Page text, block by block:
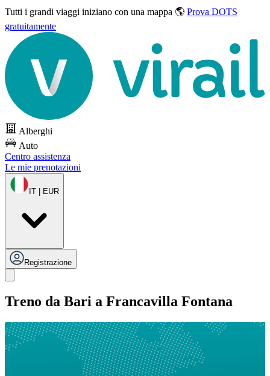
Tutti i grandi viaggi iniziano con una mappa 🌎 Prova DOTS
gratuitamente
Alberghi
Auto
Centro assistenza
Le mie prenotazioni
IT | EUR
Registrazione
Treno da Bari a Francavilla Fontana